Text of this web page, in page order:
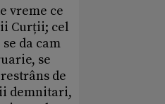
vreme ce
Curții; cel
da cam
se
de
demnitari,